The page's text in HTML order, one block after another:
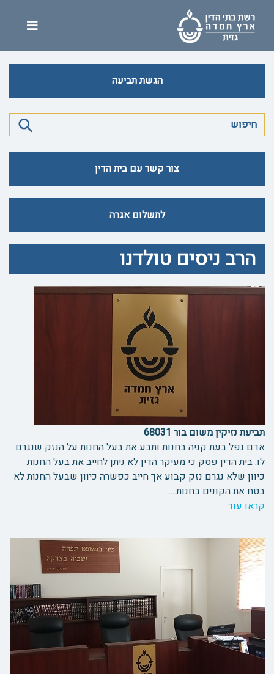
הגשת תביעה
צור קשר עם בית הדין
לתשלום אגרה
הרב ניסים טולדנו
תביעת נזיקין משום בור 68031
אדם נפל בעת קניה בחנות ותבע את בעל החנות על הנזק שנגרם
לו. בית הדין פסק כי מעיקר הדין לא ניתן לחייב את בעל החנות
כיוון שלא נגרם נזק קבוע אך חייב כפשרה כיוון שבעל החנות לא
בטח את הקונים בחנות....
קראו עוד